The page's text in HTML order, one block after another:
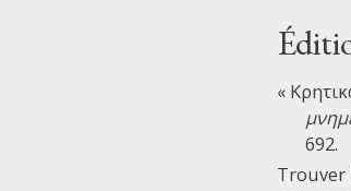
«
692.
Trouver